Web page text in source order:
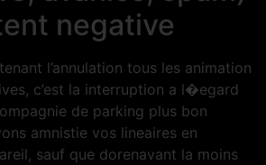
negative
l’annulation tous les animation
c’est la interruption a l�egard
de parking plus bon
amnistie vos lineaires en
sauf que dorenavant la moins